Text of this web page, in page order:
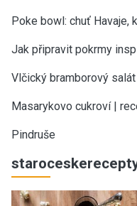
Poke bowl: chuť Havaje,
Jak připravit pokrmy
Vlčický bramborový
Masarykovo cukroví |
Pindruše